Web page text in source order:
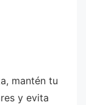
mantén tu
y evita